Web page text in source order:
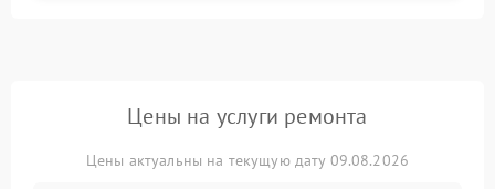
Цены на услуги ремонта
Цены актуальны на текущую дату 09.08.2026